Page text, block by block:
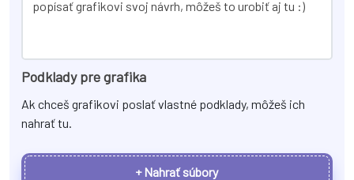
Podklady pre grafika
Ak chceš grafikovi poslať vlastné podklady, môžeš ich
nahrať tu.
+ Nahrať súbory